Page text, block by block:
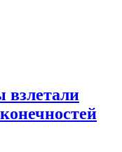
взлетали